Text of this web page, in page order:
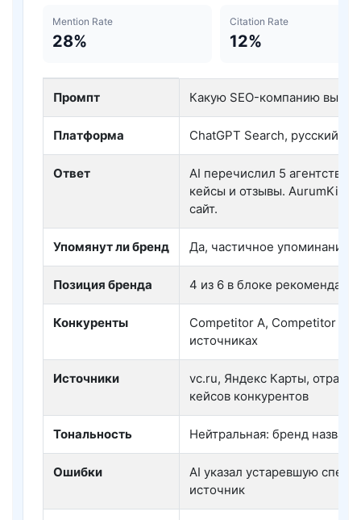
Mention Rate
28%
Citation Rate
12%
Промпт Какую SEO-компанию
Платформа ChatGPT Search, русский
Ответ
AI перечислил 5 агентств,
кейсы и отзывы.
сайт.
Упомянут ли бренд Да, частичное упоминание
Позиция бренда 4 из 6 в блоке
Конкуренты
Competitor A, Competitor B,
источниках
Источники
vc.ru, Яндекс Карты,
кейсов конкурентов
Тональность Нейтральная: бренд
Ошибки
AI указал устаревшую
источник